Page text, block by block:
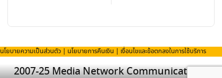
นโยบายความเป็นส่วนตัว | นโยบายการคืนเงิน | เงื่อนไขและข้อตกลงในการใช้บริการ
2007-25 Media Network Communication Co.,